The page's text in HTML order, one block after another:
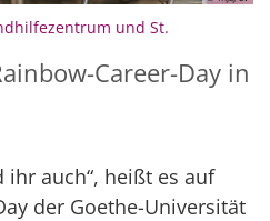
und St.
Career-Day in
auch“, heißt es auf
der Goethe-Universität